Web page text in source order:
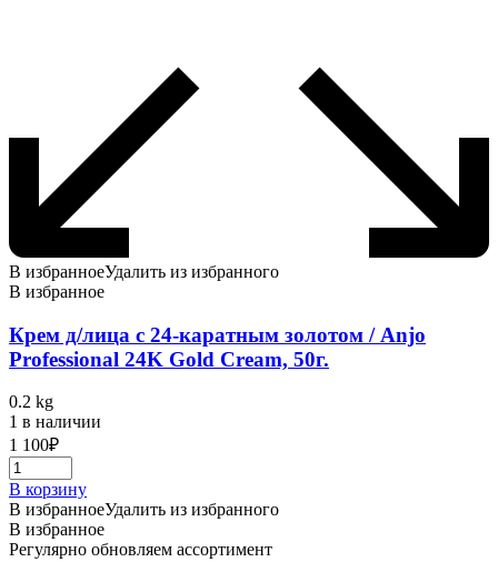
В избранноеУдалить из избранного
В избранное
Крем д/лица с 24-каратным золотом / Anjo
Professional 24K Gold Cream, 50г.
0.2 kg
1 в наличии
1 100₽
В корзину
В избранноеУдалить из избранного
В избранное
Регулярно обновляем ассортимент